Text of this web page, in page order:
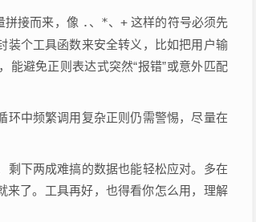
拼接而来，像 . 、 *、+ 这样的符号必须先
装个工具函数来安全转义，比如把用户输
能避免正则表达式突然“报错”或意外匹配
环中频繁调用复杂正则仍需警惕，尽量在
剩下两成难搞的数据也能轻松应对。多在
来了。工具再好，也得看你怎么用，理解